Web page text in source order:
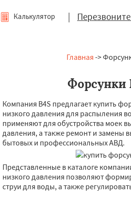
| Перезвоните
Калькулятор
Главная ->
Форсунки
Компания B4S предлагает купить
низкого давления для распыления
применяют для обустройства моек
давления, а также ремонт и замены
бытовых и профессиональных АВД.
Представленные в каталоге
низкого давления позволяют
струи для воды, а также